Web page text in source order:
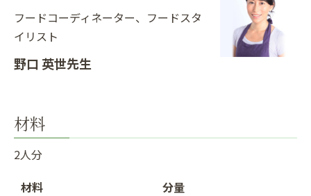
フードコーディネーター、フードスタ
イリスト
野口 英世先生
材料
2人分
材料
分量